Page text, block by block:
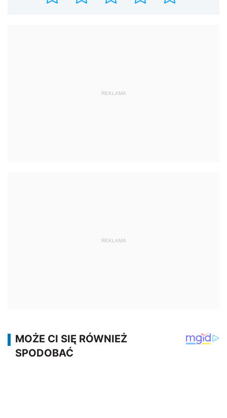
REKLAMA
REKLAMA